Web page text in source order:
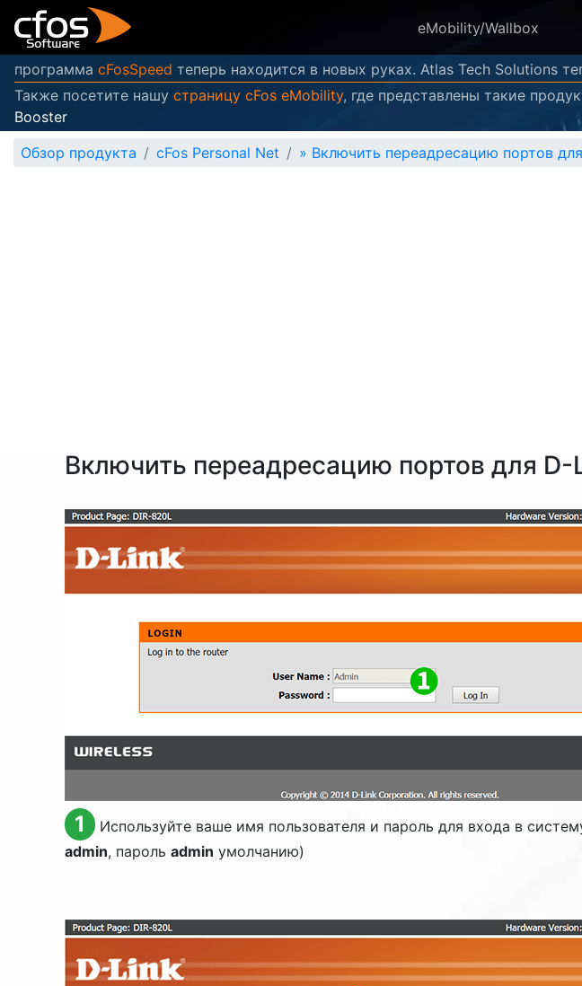
eMobility/Wallbox
программа cFosSpeed теперь находится в новых руках. Atlas Tech Solutions
Также посетите нашу страницу cFos eMobility, где представлены такие
Booster
Обзор продукта
cFos Personal Net » Включить переадресацию портов
Включить переадресацию портов для D-
1 Используйте ваше имя пользователя и пароль для входа в
admin, пароль admin умолчанию)